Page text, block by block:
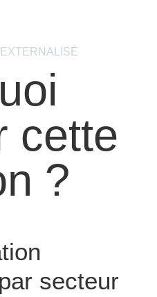
cette
?
secteur